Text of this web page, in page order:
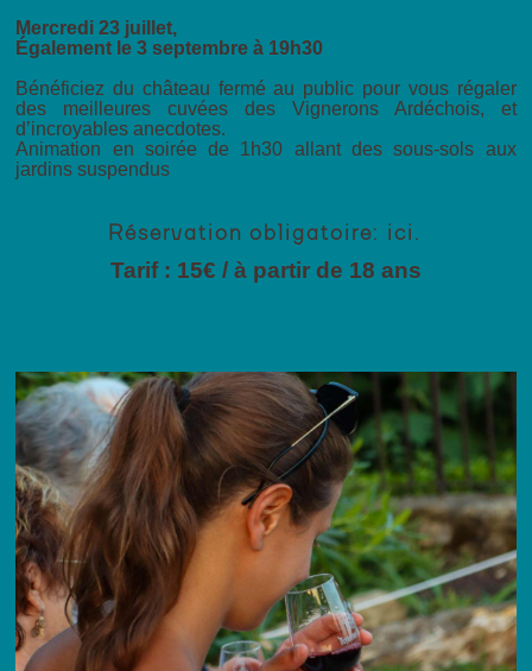
Mercredi 23 juillet,
Également le 3 septembre à 19h30
Bénéficiez du château fermé au public pour vous régaler
des meilleures cuvées des Vignerons Ardéchois, et
d’incroyables anecdotes.
Animation en soirée de 1h30 allant des sous-sols aux
jardins suspendus
Réservation obligatoire: ici .
Tarif : 15€ / à partir de 18 ans